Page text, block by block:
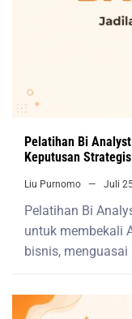
Pelatihan Bi
Keputusan Strategis
Liu Purnomo Juli
Pelatihan Bi
untuk membekali
bisnis, menguasai